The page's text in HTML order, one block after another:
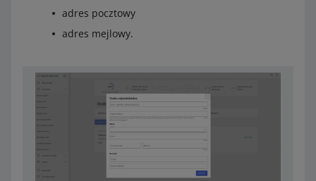
adres pocztowy
adres mejlowy.